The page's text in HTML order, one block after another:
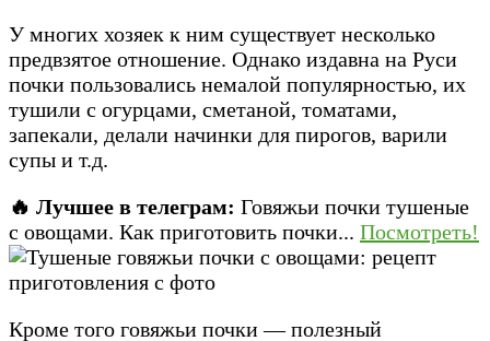
У многих хозяек к ним существует несколько
предвзятое отношение. Однако издавна на Руси
почки пользовались немалой популярностью, их
тушили с огурцами, сметаной, томатами,
запекали, делали начинки для пирогов, варили
супы и т.д.
🔥 Лучшее в телеграм: Говяжьи почки тушеные
с овощами. Как приготовить почки... Посмотреть!
Кроме того говяжьи почки — полезный